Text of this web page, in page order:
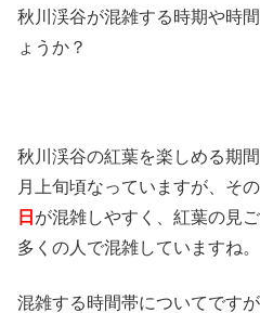
秋川渓谷が混雑する時期や時
ょうか？
秋川渓谷の紅葉を楽しめる期
月上旬頃なっていますが、そ
日 が混雑しやすく、紅葉の見
多くの人で混雑していますね。
混雑する時間帯についてですが